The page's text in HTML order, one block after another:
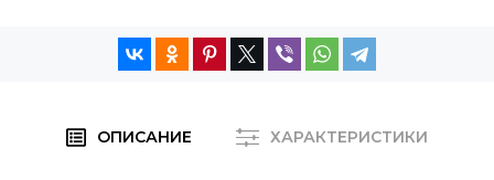
ОПИСАНИЕ ХАРАКТЕРИСТИКИ